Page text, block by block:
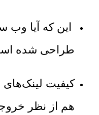
این که آیا وب
طراحی شده
کیفیت
هم از نظر